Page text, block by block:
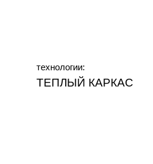
технологии:
ТЕПЛЫЙ КАРКАС